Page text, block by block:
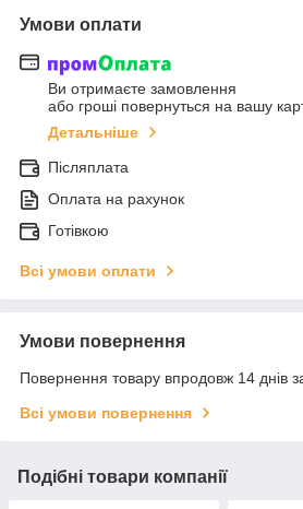
Умови оплати
Ви отримаєте замовлення
або гроші повернуться на вашу
Детальніше
Післяплата
Оплата на рахунок
Готівкою
Всі умови оплати
Умови повернення
Повернення товару впродовж 14 днів
Всі умови повернення
Подібні товари компанії